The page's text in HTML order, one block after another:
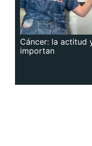
Cáncer: la actitud
importan